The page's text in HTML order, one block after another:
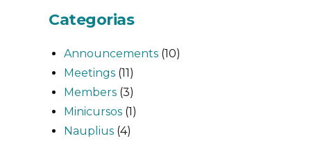
Categorias
Announcements (10)
Meetings (11)
Members (3)
Minicursos (1)
Nauplius (4)